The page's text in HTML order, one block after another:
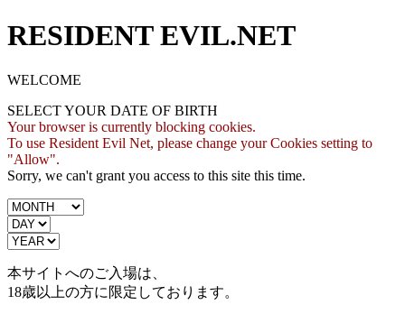
RESIDENT EVIL.NET
WELCOME
SELECT YOUR DATE OF BIRTH
Your browser is currently blocking cookies.
To use Resident Evil Net, please change your Cookies setting to
"Allow".
Sorry, we can't grant you access to this site this time.
本サイトへのご入場は、
18歳以上の方に限定しております。